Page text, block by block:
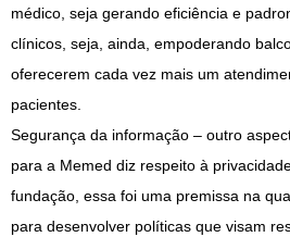
médico, seja gerando eficiência e
clínicos, seja, ainda, empoderando
oferecerem cada vez mais um
pacientes.
Segurança da informação – outro
para a Memed diz respeito à
fundação, essa foi uma premissa na
para desenvolver políticas que visam